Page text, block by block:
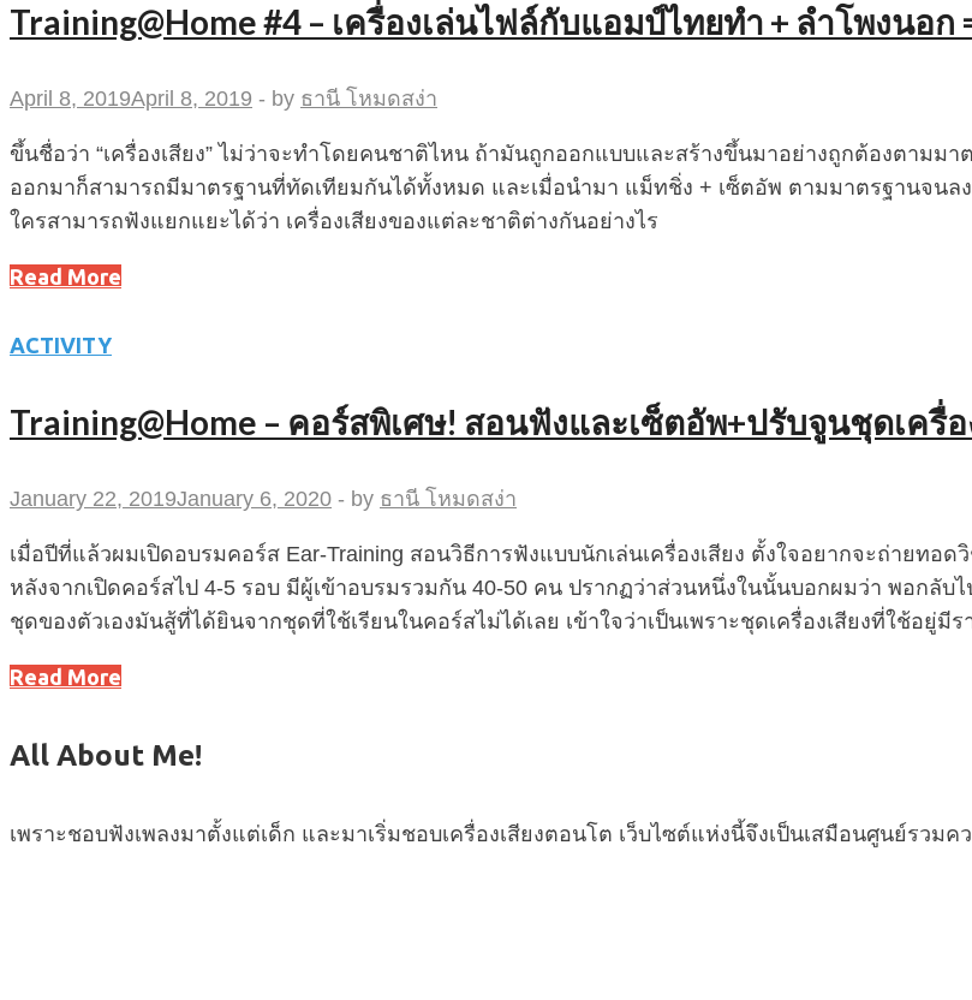
Training@Home #4 – เครื่องเล่นไฟล์กับแอมป์ไทยทำ + ลำโพงนอ
April 8, 2019April 8, 2019 - by ธานี โหมดสง่า
ขึ้นชื่อว่า “เครื่องเสียง” ไม่ว่าจะทำโดยคนชาติไหน ถ้ามันถูกออกแบบและสร้างขึ้นมาอย่างถูกต้องตามม
ออกมาก็สามารถมีมาตรฐานที่ทัดเทียมกันได้ทั้งหมด และเมื่อนำมา แม็ทชิ่ง + เซ็ตอัพ ตามมาตรฐานจน
ใครสามารถฟังแยกแยะได้ว่า เครื่องเสียงของแต่ละชาติต่างกันอย่างไร
Read More
ACTIVITY
Training@Home – คอร์สพิเศษ! สอนฟังและเซ็ตอัพ+ปรับจูนชุดเครื่
January 22, 2019January 6, 2020 - by ธานี โหมดสง่า
เมื่อปีที่แล้วผมเปิดอบรมคอร์ส Ear-Training สอนวิธีการฟังแบบนักเล่นเครื่องเสียง ตั้งใจอยากจะถ่ายทอ
หลังจากเปิดคอร์สไป 4-5 รอบ มีผู้เข้าอบรมรวมกัน 40-50 คน ปรากฏว่าส่วนหนึ่งในนั้นบอกผมว่า พอกลับ
ชุดของตัวเองมันสู้ที่ได้ยินจากชุดที่ใช้เรียนในคอร์สไม่ได้เลย เข้าใจว่าเป็นเพราะชุดเครื่องเสียงที่ใช้อยู่
Read More
All About Me!
เพราะชอบฟังเพลงมาตั้งแต่เด็ก และมาเริ่มชอบเครื่องเสียงตอนโต เว็บไซต์แห่งนี้จึงเป็นเสมือนศูนย์รว